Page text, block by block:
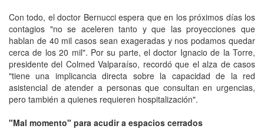
Con todo, el doctor Bernucci espera que en los próximos días los
contagios "no se aceleren tanto y que las proyecciones que
hablan de 40 mil casos sean exageradas y nos podamos quedar
cerca de los 20 mil". Por su parte, el doctor Ignacio de la Torre,
presidente del Colmed Valparaíso, recordó que el alza de casos
"tiene una implicancia directa sobre la capacidad de la red
asistencial de atender a personas que consultan en urgencias,
pero también a quienes requieren hospitalización".
"Mal momento" para acudir a espacios cerrados